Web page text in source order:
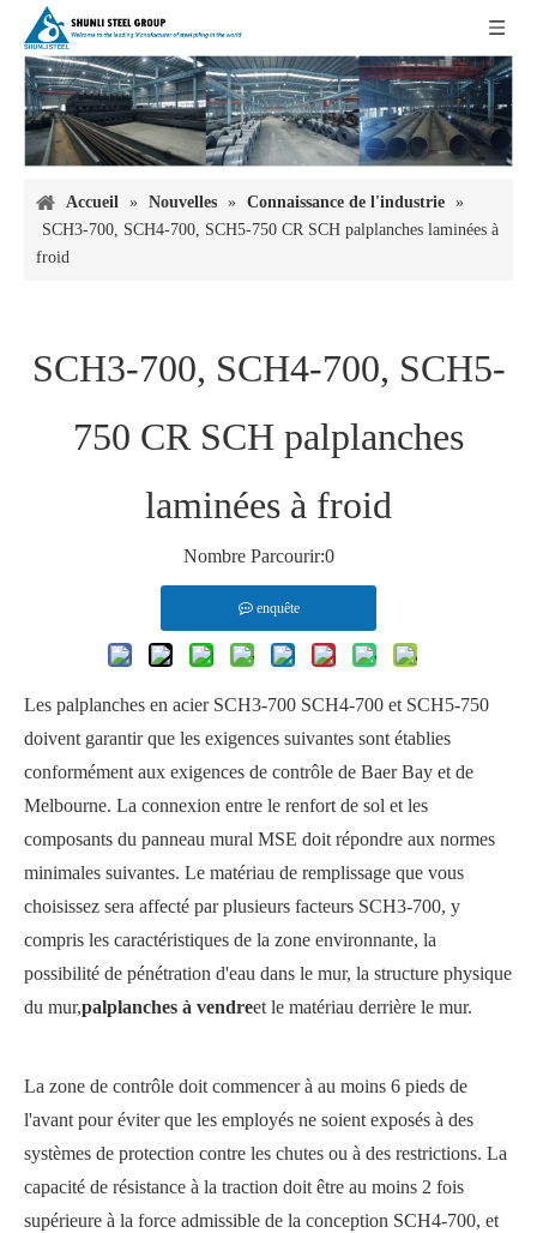
Accueil » Nouvelles » Connaissance de l'industrie »
SCH3-700, SCH4-700, SCH5-750 CR SCH palplanches laminées à
froid
SCH3-700, SCH4-700, SCH5-
750 CR SCH palplanches
laminées à froid
Nombre Parcourir:0
enquête
Les palplanches en acier SCH3-700 SCH4-700 et SCH5-750
doivent garantir que les exigences suivantes sont établies
conformément aux exigences de contrôle de Baer Bay et de
Melbourne. La connexion entre le renfort de sol et les
composants du panneau mural MSE doit répondre aux normes
minimales suivantes. Le matériau de remplissage que vous
choisissez sera affecté par plusieurs facteurs SCH3-700, y
compris les caractéristiques de la zone environnante, la
possibilité de pénétration d'eau dans le mur, la structure physique
du mur,palplanches à vendreet le matériau derrière le mur.
La zone de contrôle doit commencer à au moins 6 pieds de
l'avant pour éviter que les employés ne soient exposés à des
systèmes de protection contre les chutes ou à des restrictions. La
capacité de résistance à la traction doit être au moins 2 fois
supérieure à la force admissible de la conception SCH4-700, et